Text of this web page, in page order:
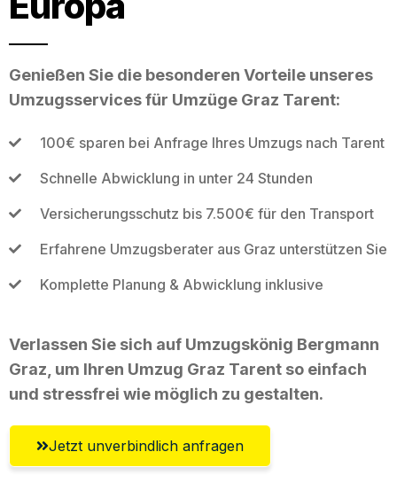
Genießen Sie die besonderen Vorteile unseres
Umzugsservices für Umzüge Graz Tarent:
100€ sparen bei Anfrage Ihres Umzugs nach Tarent
Schnelle Abwicklung in unter 24 Stunden
Versicherungsschutz bis 7.500€ für den Transport
Erfahrene Umzugsberater aus Graz unterstützen Sie
Komplette Planung & Abwicklung inklusive
Verlassen Sie sich auf Umzugskönig Bergmann
Graz, um Ihren Umzug Graz Tarent so einfach
und stressfrei wie möglich zu gestalten.
Jetzt unverbindlich anfragen